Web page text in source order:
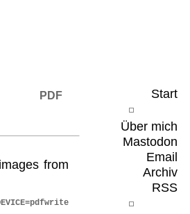
Start
Über mich
Mastodon
Email
Archiv
RSS
PDF
from